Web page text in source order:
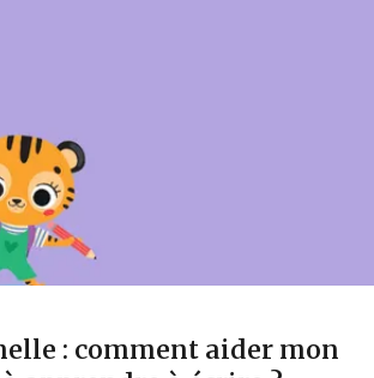
: comment aider mon